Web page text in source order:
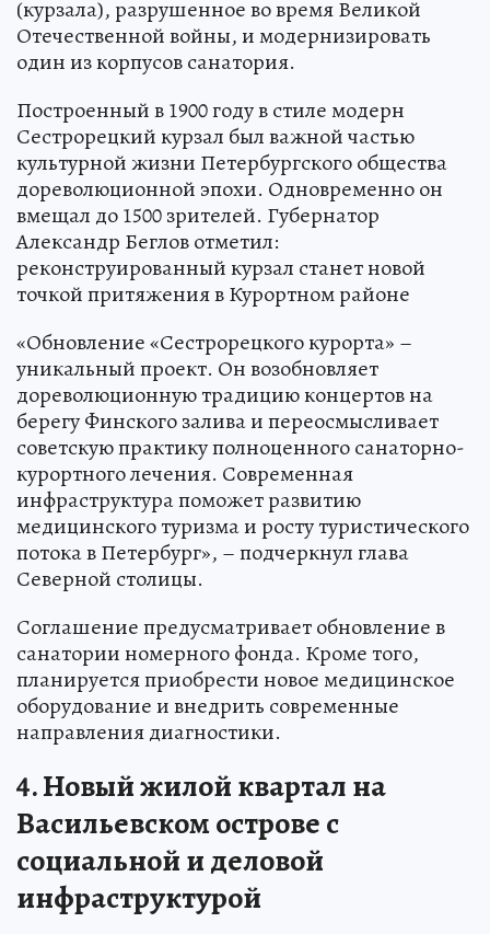
(курзала), разрушенное во время Великой
Отечественной войны, и модернизировать
один из корпусов санатория.
Построенный в 1900 году в стиле модерн
Сестрорецкий курзал был важной частью
культурной жизни Петербургского общества
дореволюционной эпохи. Одновременно он
вмещал до 1500 зрителей. Губернатор
Александр Беглов отметил:
реконструированный курзал станет новой
точкой притяжения в Курортном районе
«Обновление «Сестрорецкого курорта» –
уникальный проект. Он возобновляет
дореволюционную традицию концертов на
берегу Финского залива и переосмысливает
советскую практику полноценного санаторно-
курортного лечения. Современная
инфраструктура поможет развитию
медицинского туризма и росту туристического
потока в Петербург», – подчеркнул глава
Северной столицы.
Соглашение предусматривает обновление в
санатории номерного фонда. Кроме того,
планируется приобрести новое медицинское
оборудование и внедрить современные
направления диагностики.
4. Новый жилой квартал на
Васильевском острове с
социальной и деловой
инфраструктурой